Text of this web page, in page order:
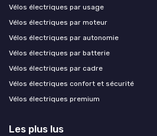
Vélos électriques par usage
Vélos électriques par moteur
Vélos électriques par autonomie
Vélos électriques par batterie
Vélos électriques par cadre
Vélos électriques confort et sécurité
Vélos électriques premium
Les plus lus